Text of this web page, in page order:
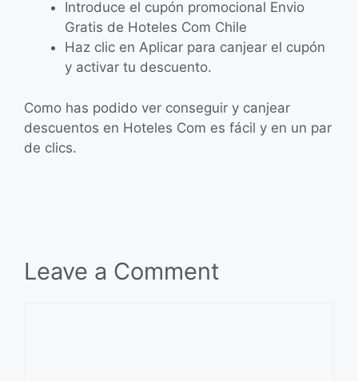
Introduce el cupón promocional Envio
Gratis de Hoteles Com Chile
Haz clic en Aplicar para canjear el cupón
y activar tu descuento.
Como has podido ver conseguir y canjear
descuentos en Hoteles Com es fácil y en un par
de clics.
Leave a Comment